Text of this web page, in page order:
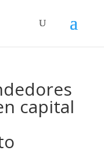
capital